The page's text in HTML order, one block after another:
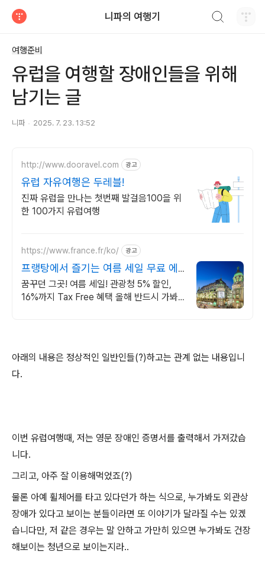
니파의 여행기
여행준비
유럽을 여행할 장애인들을 위해
남기는 글
니파 2025. 7. 23. 13:52
http://www.dooravel.com 광고
유럽 자유여행은 두레블!
진짜 유럽을 만나는 첫번째 발걸음100을 위
한 100가지 유럽여행
https://www.france.fr/ko/ 광고
프랭탕에서 즐기는 여름 세일 무료 에
펠탑뷰 테라스
꿈꾸던 그곳! 여름 세일! 관광청 5% 할인,
16%까지 Tax Free 혜택 올해 반드시 가봐
아래의 내용은 정상적인 일반인들(?)하고는 관계 없는 내용입니
다.
이번 유럽여행때, 저는 영문 장애인 증명서를 출력해서 가져갔습
니다.
그리고, 아주 잘 이용해먹었죠(?)
물론 아예 휠체어를 타고 있다던가 하는 식으로, 누가봐도 외관상
장애가 있다고 보이는 분들이라면 또 이야기가 달라질 수는 있겠
습니다만, 저 같은 경우는 말 안하고 가만히 있으면 누가봐도 건장
해보이는 청년으로 보이는지라..